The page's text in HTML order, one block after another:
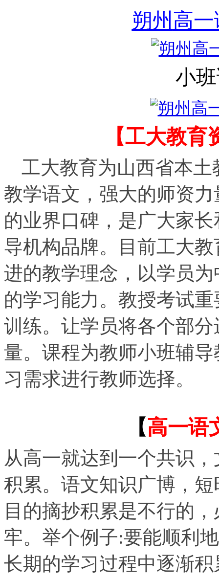
朔州 高
小班
【工大教
工大教育为山西省本
教学语文，强大的师资
的业界口碑，是广大家
导机构品牌。目前工大
进的教学理念，以学员
的学习能力。教授考试
训练。让学员将各个部
量。课程为教师小班辅
习需求进行教师选择。
【高一语
从高一就达到一个共识
积累。语文知识广博，
目的摘抄积累是不行的
牢。举个例子:要能顺利
长期的学习过程中逐渐